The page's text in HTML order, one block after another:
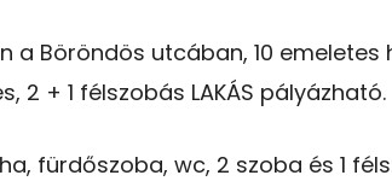
a Böröndös utcában, 10 emeletes
2 + 1 félszobás LAKÁS pályázható.
fürdőszoba, wc, 2 szoba és 1